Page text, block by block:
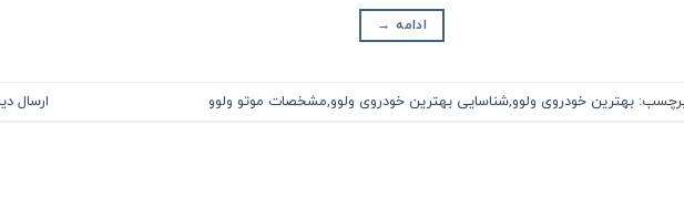
ادامه →
بهترین خودروی ولوو,شناسایی بهترین خودروی ولوو,مشخصات موتو ولوو ارسال